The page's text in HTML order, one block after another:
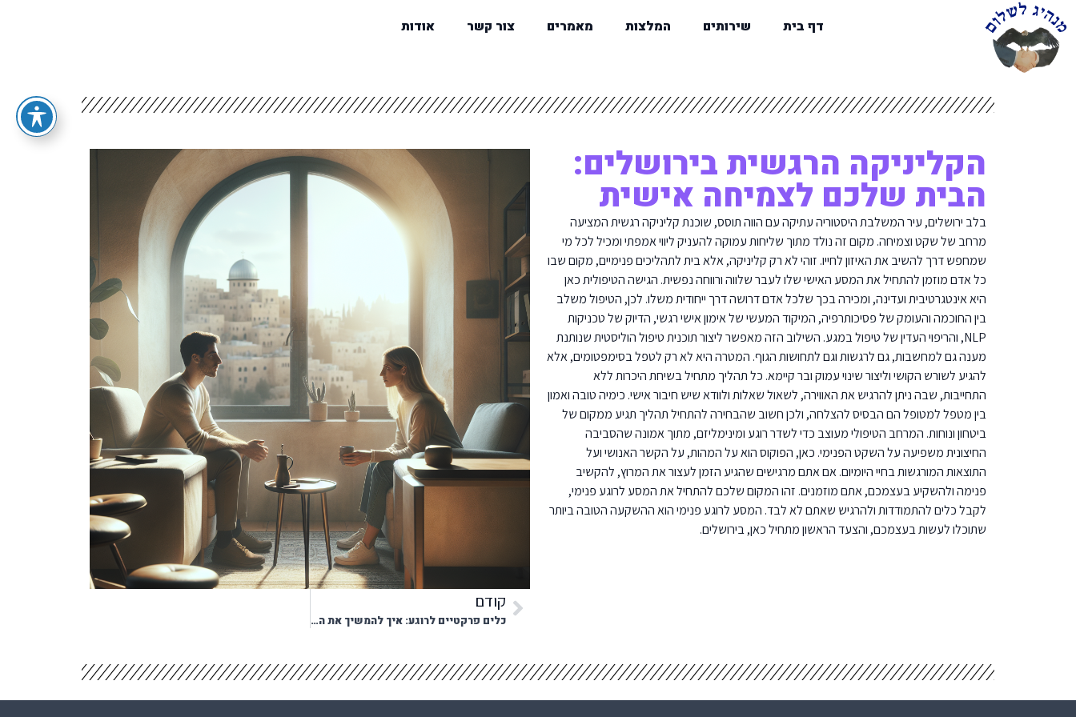
דף בית שירותים המלצות מאמרים צור קשר אודות
הקליניקה הרגשית בירושלים:
הבית שלכם לצמיחה אישית
בלב ירושלים, עיר המשלבת היסטוריה עתיקה עם הווה תוסס, שוכנת קליניקה רגשית המציעה
מרחב של שקט וצמיחה. מקום זה נולד מתוך שליחות עמוקה להעניק ליווי אמפתי ומכיל לכל מי
שמחפש דרך להשיב את האיזון לחייו. זוהי לא רק קליניקה, אלא בית לתהליכים פנימיים, מקום שבו
כל אדם מוזמן להתחיל את המסע האישי שלו לעבר שלווה ורווחה נפשית. הגישה הטיפולית כאן
היא אינטגרטיבית ועדינה, ומכירה בכך שלכל אדם דרושה דרך ייחודית משלו. לכן, הטיפול משלב
בין החוכמה והעומק של פסיכותרפיה, המיקוד המעשי של אימון אישי רגשי, הדיוק של טכניקות
NLP, והריפוי העדין של טיפול במגע. השילוב הזה מאפשר ליצור תוכנית טיפול הוליסטית שנותנת
מענה גם למחשבות, גם לרגשות וגם לתחושות הגוף. המטרה היא לא רק לטפל בסימפטומים, אלא
להגיע לשורש הקושי וליצור שינוי עמוק ובר קיימא. כל תהליך מתחיל בשיחת היכרות ללא
התחייבות, שבה ניתן להרגיש את האווירה, לשאול שאלות ולוודא שיש חיבור אישי. כימיה טובה ואמון
בין מטפל למטופל הם הבסיס להצלחה, ולכן חשוב שהבחירה להתחיל תהליך תגיע ממקום של
ביטחון ונוחות. המרחב הטיפולי מעוצב כדי לשדר רוגע ומינימליזם, מתוך אמונה שהסביבה
החיצונית משפיעה על השקט הפנימי. כאן, הפוקוס הוא על המהות, על הקשר האנושי ועל
התוצאות המורגשות בחיי היומיום. אם אתם מרגישים שהגיע הזמן לעצור את המרוץ, להקשיב
פנימה ולהשקיע בעצמכם, אתם מוזמנים. זהו המקום שלכם להתחיל את המסע לרוגע פנימי,
לקבל כלים להתמודדות ולהרגיש שאתם לא לבד. המסע לרוגע פנימי הוא ההשקעה הטובה ביותר
שתוכלו לעשות בעצמכם, והצעד הראשון מתחיל כאן, בירושלים.
קודם
כלים פרקטיים לרוגע: איך להמשיך את התהליך ביומיום